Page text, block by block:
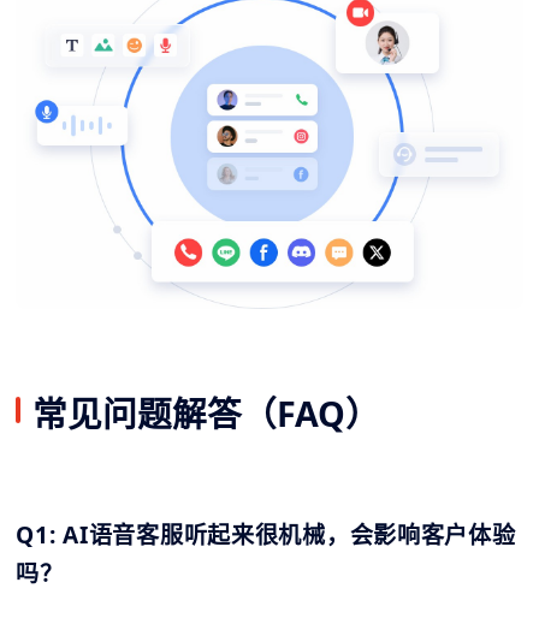
常见问题解答（FAQ）
Q1: AI语音客服听起来很机械，会影响客户体验
吗？